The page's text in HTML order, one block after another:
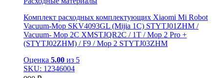
Комплект расходных комплектующих Xiaomi Mi Robot
Vacuum-Mop SKV4093GL (Mijia 1C) STYTJ01ZHM /
Vacuum- Mop 2C XMSTJQR2C / 1T / Mop 2 Pro +
(STYTJ02ZHM) / F9 / Mop 2 STYTJ03ZHM
Оценка 5.00 из 5
SKU: 12346004